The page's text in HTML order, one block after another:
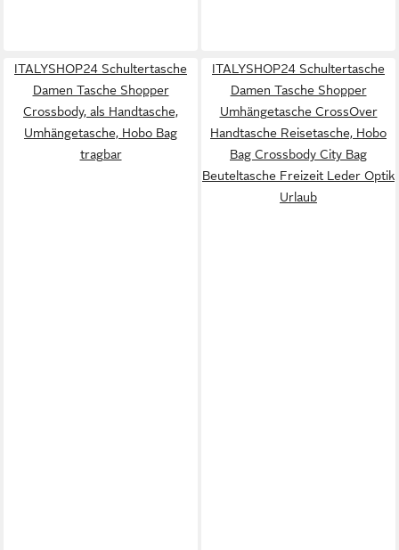
ITALYSHOP24 Schultertasche
Damen Tasche Shopper
Crossbody, als Handtasche,
Umhängetasche, Hobo Bag
tragbar
ITALYSHOP24 Schultertasche
Damen Tasche Shopper
Umhängetasche CrossOver
Handtasche Reisetasche, Hobo
Bag Crossbody City Bag
Beuteltasche Freizeit Leder Optik
Urlaub